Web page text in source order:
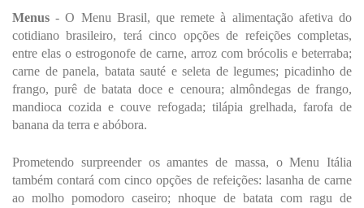
Menus - O Menu Brasil, que remete à alimentação afetiva do
cotidiano brasileiro, terá cinco opções de refeições completas,
entre elas o estrogonofe de carne, arroz com brócolis e beterraba;
carne de panela, batata sauté e seleta de legumes; picadinho de
frango, purê de batata doce e cenoura; almôndegas de frango,
mandioca cozida e couve refogada; tilápia grelhada, farofa de
banana da terra e abóbora.
Prometendo surpreender os amantes de massa, o Menu Itália
também contará com cinco opções de refeições: lasanha de carne
ao molho pomodoro caseiro; nhoque de batata com ragu de